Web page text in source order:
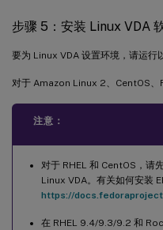
步骤 5：安装 Linux VDA
要为 Linux VDA 设置环境，请运行
对于 Amazon Linux 2、CentOS、
注意：
对于 RHEL 和 CentOS，请
Linux VDA。有关如何安装
https://
在 RHEL 9.4/9.3/9.2 和